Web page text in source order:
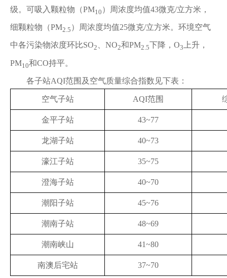
级。可吸入颗粒物（PM10 ）周浓度均值43微克/立方米，
细颗粒物（PM2.5 ）周浓度均值25微克/立方米。环境空气
中各污染物浓度环比SO2 、NO2和PM2.5下降，O3 上升，
PM10和CO持平。
各子站AQI范围及空气质量综合指数见下表：
空气子站 AQI范围
金平子站 43~77
龙湖子站 40~73
濠江子站 35~75
澄海子站 40~70
潮阳子站 45~76
潮南子站 48~69
潮南峡山 41~80
南澳后宅站 37~70